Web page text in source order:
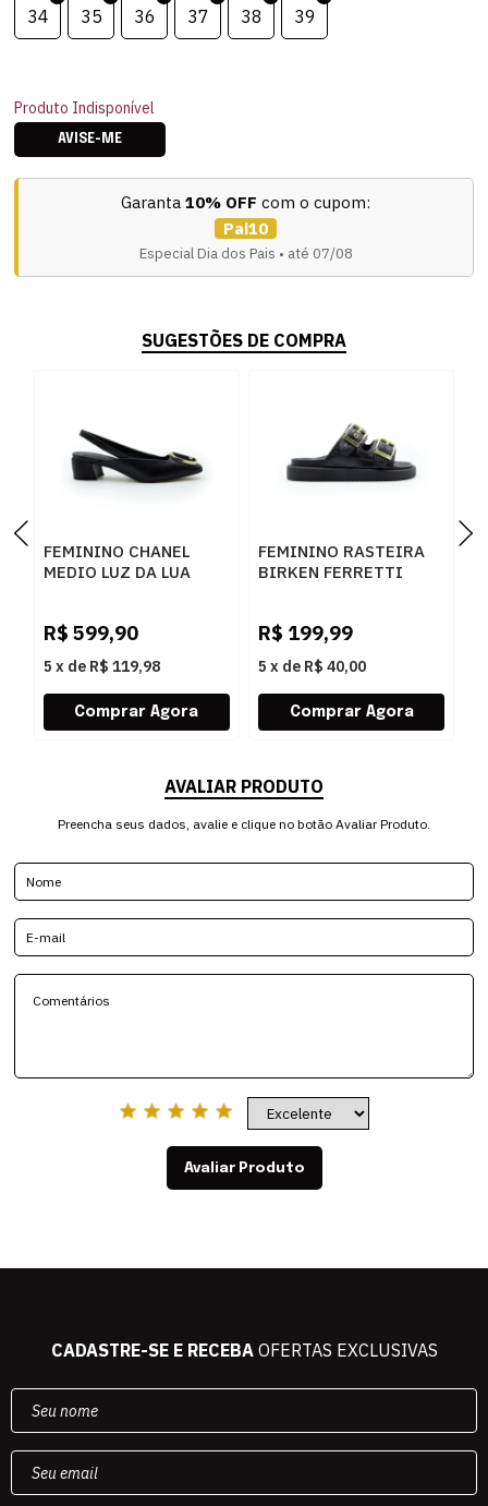
34 35 36 37 38 39
Produto Indisponível
AVISE-ME
Garanta 10% OFF com o cupom:
Pai10
Especial Dia dos Pais • até 07/08
SUGESTÕES DE COMPRA
FEMININO CHANEL
MEDIO LUZ DA LUA
R$ 599,90
5 x de R$ 119,98
FEMININO RASTEIRA
BIRKEN FERRETTI
R$ 199,99
5 x de R$ 40,00
AVALIAR PRODUTO
Preencha seus dados, avalie e clique no botão Avaliar Produto.
Avaliar Produto
CADASTRE-SE E RECEBAOFERTAS EXCLUSIVAS